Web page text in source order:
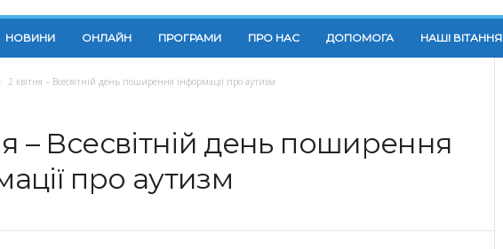
НОВИНИ ОНЛАЙН ПРОГРАМИ ПРО НАС ДОПОМОГА НАШІ ВІТАННЯ
2 квітня – Всесвітній день поширення інформації про аутизм
– Всесвітній день поширення
про аутизм